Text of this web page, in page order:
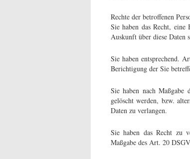
Rechte der betroffenen
Sie haben das Recht,
Auskunft über diese Daten
Sie haben entsprechend.
Berichtigung der Sie
Sie haben nach Maßgabe
gelöscht werden, bzw.
Daten zu verlangen.
Sie haben das Recht zu
Maßgabe des Art. 20